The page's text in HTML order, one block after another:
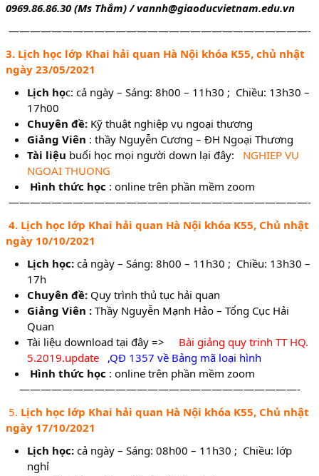
0969.86.86.30 (Ms Thắm) / vannh@giaoducvietnam.edu.vn
————————————————————————————-
3. Lịch học lớp Khai hải quan Hà Nội khóa K55, chủ nhật
ngày 23/05/2021
Lịch học: cả ngày – Sáng: 8h00 – 11h30 ; Chiều: 13h30 –
17h00
Chuyên đề: Kỹ thuật nghiệp vụ ngoại thương
Giảng Viên : thầy Nguyễn Cương – ĐH Ngoại Thương
Tài liệu buổi học mọi người down lại đây: NGHIEP VỤ
NGOAI THUONG
Hình thức học : online trên phần mềm zoom
————————————————————————————-
4. Lịch học lớp Khai hải quan Hà Nội khóa K55, Chủ nhật
ngày 10/10/2021
Lịch học: cả ngày – Sáng: 8h00 – 11h30 ; Chiều: 13h30 –
17h
Chuyên đề: Quy trình thủ tục hải quan
Giảng Viên : Thầy Nguyễn Mạnh Hảo – Tổng Cục Hải
Quan
Tài liệu download tại đây => Bài giảng quy trinh TT HQ.
5.2019.update
,QĐ 1357 về Bảng mã loại hình
Hình thức học : online trên phần mềm zoom
——————————————————————————-
5. Lịch học lớp Khai hải quan Hà Nội khóa K55, Chủ nhật
ngày 17/10/2021
Lịch học: cả ngày – Sáng: 08h00 – 11h30 ; Chiều: lớp
nghỉ